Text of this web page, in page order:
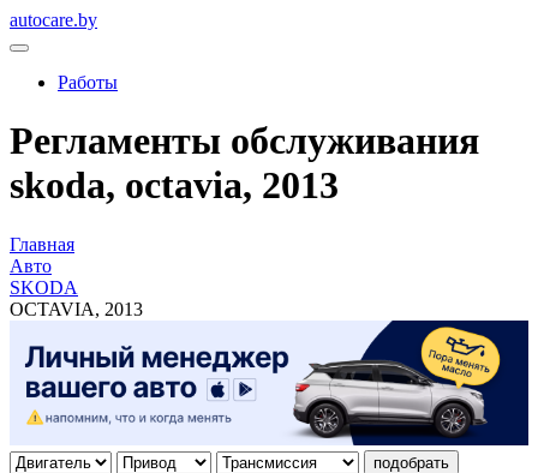
autocare.by
Работы
Регламенты обслуживания
skoda, octavia, 2013
Главная
Авто
SKODA
OCTAVIA, 2013
подобрать